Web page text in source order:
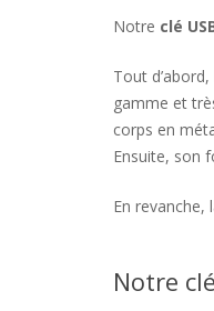
Notre clé
Tout d’abord,
gamme et
corps en
Ensuite, son
En
Notre